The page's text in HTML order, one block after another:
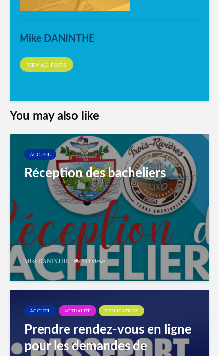
Mike DANINTHE
VIEW ALL POSTS
You may also like
ACCUEIL
Réception des bacheliers
Mike DANINTHE 514 views
ACCUEIL ACTUALITÉ PUBLICATIONS
Prendre rendez-vous en ligne
pour les demandes de